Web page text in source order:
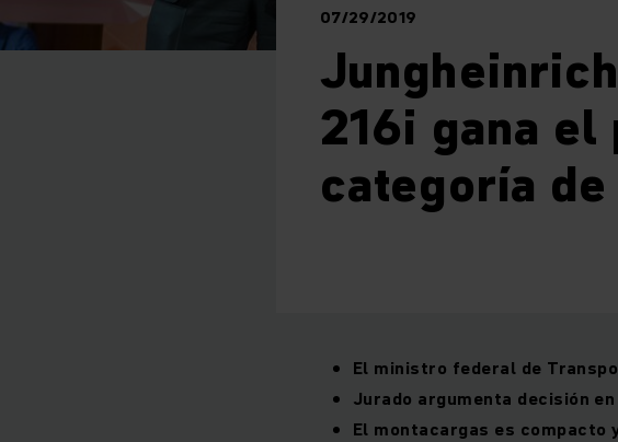
07/29/2019
216i gana el
categoría
El ministro federal de
Jurado argumenta decisión
El montacargas es compacto